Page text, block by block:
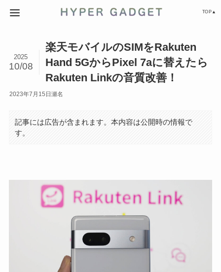
TOP▲
楽天モバイルのSIMをRakuten
Hand 5GからPixel 7aに替えたら
Rakuten Linkの音質改善！
2025
10/08
2023年7月15日 瀬名
記事には広告が含まれます。本内容は公開時の情報で
す。